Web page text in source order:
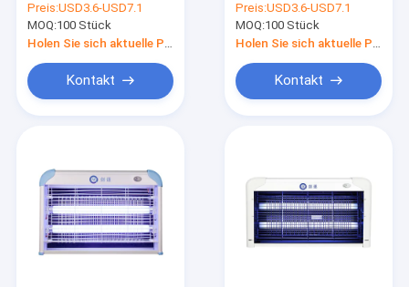
Licht mit LED-Rohr-
Innen-Bug-Zapper
Preis:USD3.6-USD7.1
MOQ:100 Stück
Kontakt
einem
wettbewerbsfähigen
Preis
Preis:USD3.6-USD7.1
MOQ:100 Stück
Kontakt